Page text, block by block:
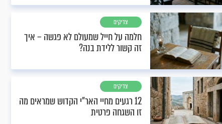
צדיקים
חלמה על חייל שמעולם לא פגשה – איך
זה קשור ללידת בנה?
צדיקים
12 רגעים מחיי האר"י הקדוש שמראים מה
זו השגחה פרטית